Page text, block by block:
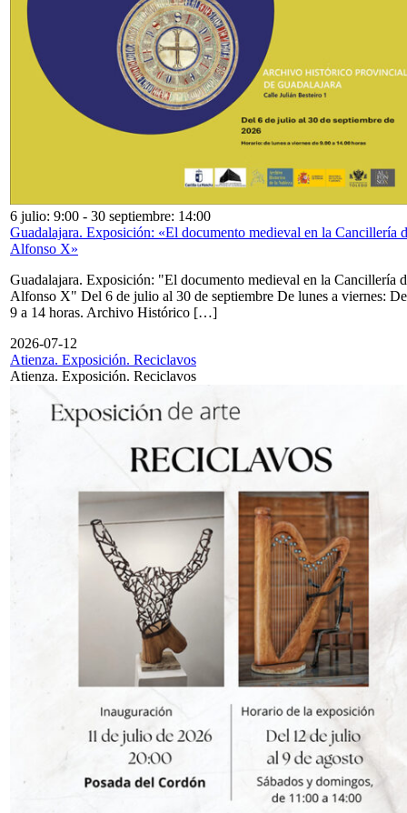
6 julio: 9:00 - 30 septiembre: 14:00
Guadalajara. Exposición: «El documento medieval en la Cancillería
Alfonso X»
Guadalajara. Exposición: "El documento medieval en la Cancillería
Alfonso X" Del 6 de julio al 30 de septiembre De lunes a viernes: De
9 a 14 horas. Archivo Histórico […]
2026-07-12
Atienza. Exposición. Reciclavos
Atienza. Exposición. Reciclavos